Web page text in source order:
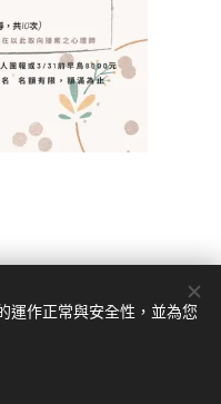
運作正常與安全性，並為您